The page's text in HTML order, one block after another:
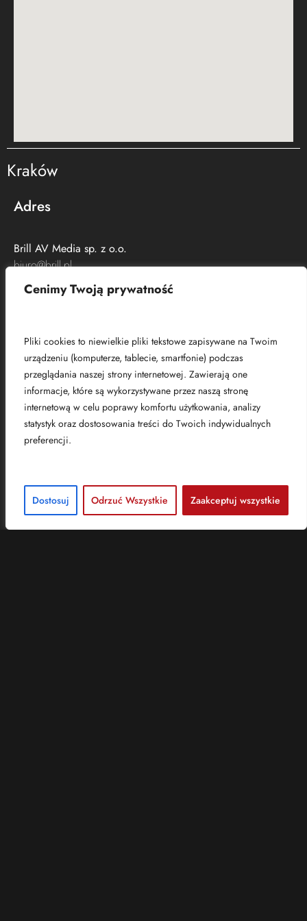
Cenimy Twoją prywatność
Pliki cookies to niewielkie pliki tekstowe zapisywane na Twoim
urządzeniu (komputerze, tablecie, smartfonie) podczas
przeglądania naszej strony internetowej. Zawierają one
informacje, które są wykorzystywane przez naszą stronę
internetową w celu poprawy komfortu użytkowania, analizy
statystyk oraz dostosowania treści do Twoich indywidualnych
preferencji.
Dostosuj Odrzuć Wszystkie Zaakceptuj wszystkie
Kraków
Adres
Brill AV Media sp. z o.o.​
biuro@brill.pl
(+48)
608 039 057
ul. Kamienna 10,
Eventy
Piotr Łukasik
Dyrektor oddziału w Krakowie